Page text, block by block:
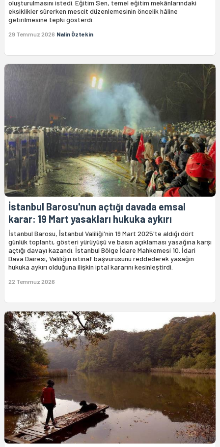
oluşturulmasını istedi. Eğitim Sen, temel eğitim mekânlarındaki
eksiklikler sürerken mescit düzenlemesinin öncelik hâline
getirilmesine tepki gösterdi.
29 Temmuz 2026 Nalin Öztekin
İstanbul Barosu'nun açtığı davada emsal
karar: 19 Mart yasakları hukuka aykırı
İstanbul Barosu, İstanbul Valiliği'nin 19 Mart 2025'te aldığı dört
günlük toplantı, gösteri yürüyüşü ve basın açıklaması yasağına karşı
açtığı davayı kazandı. İstanbul Bölge İdare Mahkemesi 10. İdari
Dava Dairesi, Valiliğin istinaf başvurusunu reddederek yasağın
hukuka aykırı olduğuna ilişkin iptal kararını kesinleştirdi.
22 Temmuz 2026